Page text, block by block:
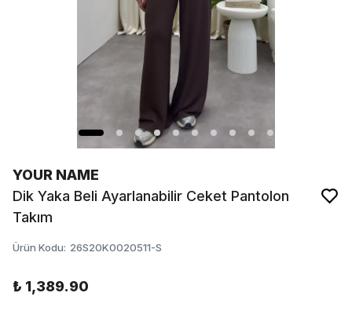
YOUR NAME
Dik Yaka Beli Ayarlanabilir Ceket Pantolon
Takım
Ürün Kodu: 26S20K0020511-S
₺ 1,389.90